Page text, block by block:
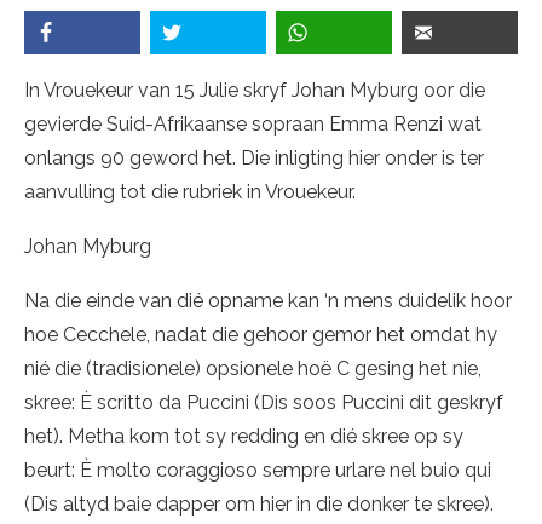
In Vrouekeur van 15 Julie skryf Johan Myburg oor die
gevierde Suid-Afrikaanse sopraan Emma Renzi wat
onlangs 90 geword het. Die inligting hier onder is ter
aanvulling tot die rubriek in Vrouekeur.
Johan Myburg
Na die einde van dié opname kan ‘n mens duidelik hoor
hoe Cecchele, nadat die gehoor gemor het omdat hy
nié die (tradisionele) opsionele hoë C gesing het nie,
skree: È scritto da Puccini (Dis soos Puccini dit geskryf
het). Metha kom tot sy redding en dié skree op sy
beurt: È molto coraggioso sempre urlare nel buio qui
(Dis altyd baie dapper om hier in die donker te skree).